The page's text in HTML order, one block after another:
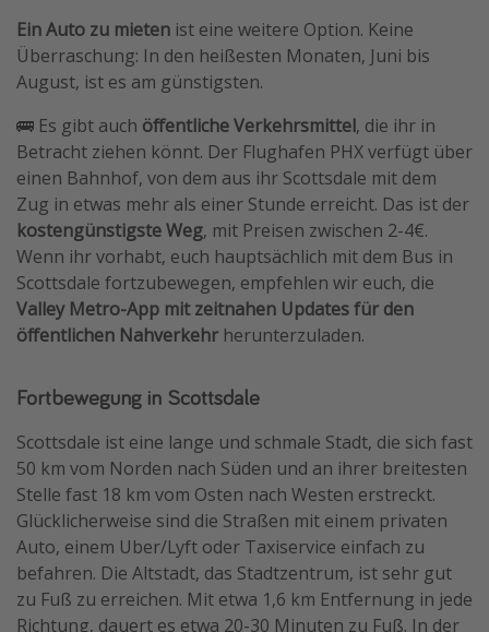
Ein Auto zu mieten ist eine weitere Option. Keine
Überraschung: In den heißesten Monaten, Juni bis
August, ist es am günstigsten.
🚌 Es gibt auch öffentliche Verkehrsmittel, die ihr in
Betracht ziehen könnt. Der Flughafen PHX verfügt über
einen Bahnhof, von dem aus ihr Scottsdale mit dem
Zug in etwas mehr als einer Stunde erreicht. Das ist der
kostengünstigste Weg, mit Preisen zwischen 2-4€.
Wenn ihr vorhabt, euch hauptsächlich mit dem Bus in
Scottsdale fortzubewegen, empfehlen wir euch, die
Valley Metro-App mit zeitnahen Updates für den
öffentlichen Nahverkehr herunterzuladen.
Fortbewegung in Scottsdale
Scottsdale ist eine lange und schmale Stadt, die sich fast
50 km vom Norden nach Süden und an ihrer breitesten
Stelle fast 18 km vom Osten nach Westen erstreckt.
Glücklicherweise sind die Straßen mit einem privaten
Auto, einem Uber/Lyft oder Taxiservice einfach zu
befahren. Die Altstadt, das Stadtzentrum, ist sehr gut
zu Fuß zu erreichen. Mit etwa 1,6 km Entfernung in jede
Richtung, dauert es etwa 20-30 Minuten zu Fuß. In der